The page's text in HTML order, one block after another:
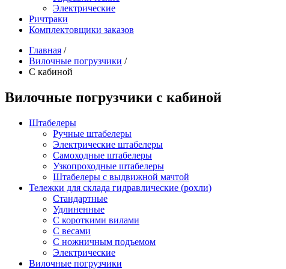
Электрические
Ричтраки
Комплектовщики заказов
Главная /
Вилочные погрузчики /
С кабиной
Вилочные погрузчики с кабиной
Штабелеры
Ручные штабелеры
Электрические штабелеры
Самоходные штабелеры
Узкопроходные штабелеры
Штабелеры с выдвижной мачтой
Тележки для склада гидравлические (рохли)
Стандартные
Удлиненные
С короткими вилами
С весами
С ножничным подъемом
Электрические
Вилочные погрузчики